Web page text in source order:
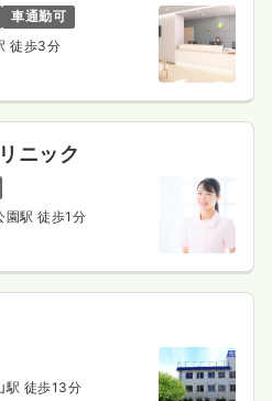
車通勤可
徒歩3分
ニック
園駅 徒歩1分
駅 徒歩13分